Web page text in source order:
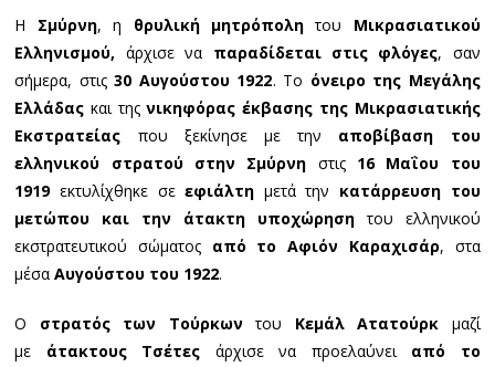
8
2
0
2
4
Η Σμύρνη, η θρυλική μητρόπολητου Μικρασιατικού
Ελληνισμού, άρχισε να παραδίδεται στις φλόγες, σαν
σήμερα, στις30 Αυγούστου 1922. Το όνειρο της Μεγάλης
Ελλάδας και τηςνικηφόρας έκβασης της Μικρασιατικής
Εκστρατείας που ξεκίνησε με την αποβίβαση του
ελληνικού στρατού στην Σμύρνη στις 16 Μαΐου του
1919εκτυλίχθηκε σεεφιάλτη μετά την κατάρρευση του
μετώπου και την άτακτη υποχώρησητου ελληνικού
εκστρατευτικού σώματος από το Αφιόν Καραχισάρ, στα
μέσαΑυγούστου του 1922.
Ο στρατός των Τούρκωντου Κεμάλ Ατατούρκ μαζί
με άτακτους Τσέτες άρχισε να προελαύνει από το